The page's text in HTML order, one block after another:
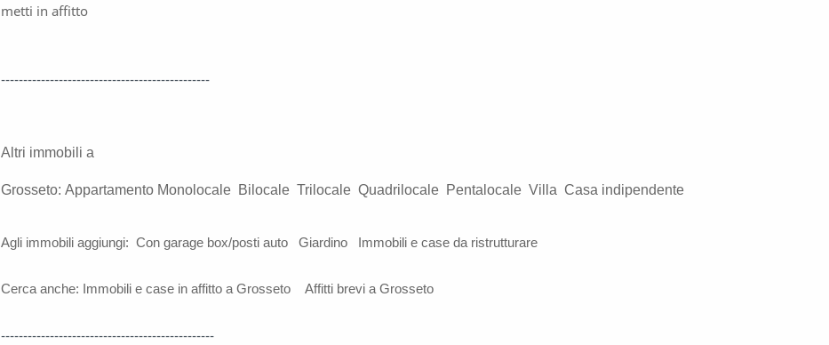
metti in affitto
-----------------------------------------------
Altri immobili a
Grosseto: Appartamento Monolocale Bilocale Trilocale Quadrilocale Pentalocale Villa Casa indipendente
Agli immobili aggiungi: Con garage box/posti auto Giardino Immobili e case da ristrutturare
Cerca anche: Immobili e case in affitto a Grosseto Affitti brevi a Grosseto
------------------------------------------------